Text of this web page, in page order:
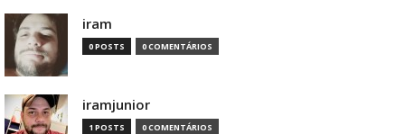
iram
0 POSTS 0 COMENTÁRIOS
iramjunior
1 POSTS 0 COMENTÁRIOS